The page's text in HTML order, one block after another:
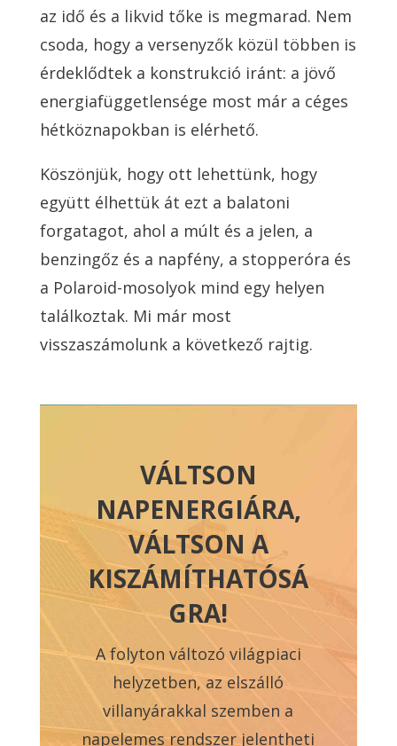
az idő és a likvid tőke is megmarad. Nem
csoda, hogy a versenyzők közül többen is
érdeklődtek a konstrukció iránt: a jövő
energiafüggetlensége most már a céges
hétköznapokban is elérhető.
Köszönjük, hogy ott lehettünk, hogy
együtt élhettük át ezt a balatoni
forgatagot, ahol a múlt és a jelen, a
benzingőz és a napfény, a stopperóra és
a Polaroid-mosolyok mind egy helyen
találkoztak. Mi már most
visszaszámolunk a következő rajtig.
VÁLTSON
NAPENERGIÁRA,
VÁLTSON A
KISZÁMÍTHATÓSÁ
GRA!
A folyton változó világpiaci
helyzetben, az elszálló
villanyárakkal szemben a
napelemes rendszer jelentheti